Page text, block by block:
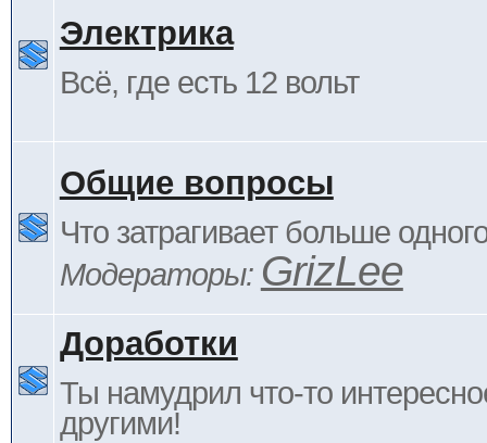
Электрика
Всё, где есть 12 вольт
Общие вопросы
Что затрагивает больше
Модераторы: GrizLee
Доработки
Ты намудрил что-то
другими!